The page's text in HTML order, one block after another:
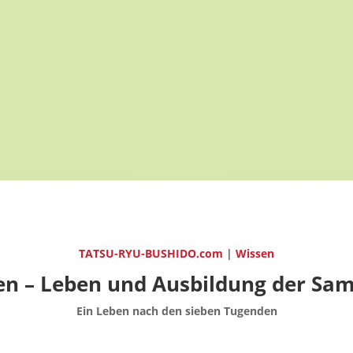
TATSU-RYU-BUSHIDO.com | Wissen
– Leben und Ausbildung der
Ein Leben nach den sieben Tugenden